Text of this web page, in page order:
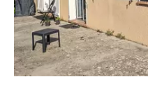
Destinations
City break
Voyage nature
Voyage de noces
Forum
Climat
+PHOTO
GUIDES D'ACHAT
BONS PLANS